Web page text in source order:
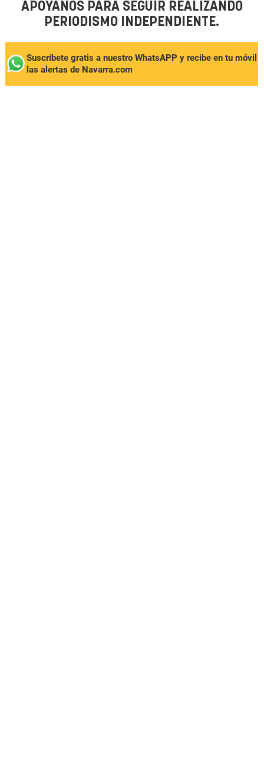
APÓYANOS PARA SEGUIR REALIZANDO
PERIODISMO INDEPENDIENTE.
Suscríbete gratis a nuestro WhatsAPP y recibe en tu móvil
las alertas de Navarra.com